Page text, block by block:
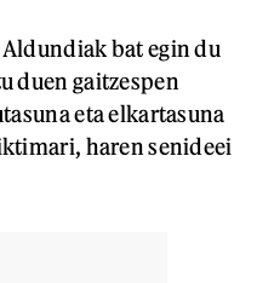
bat egin du
duen gaitzespen
eta elkartasuna
haren senideei